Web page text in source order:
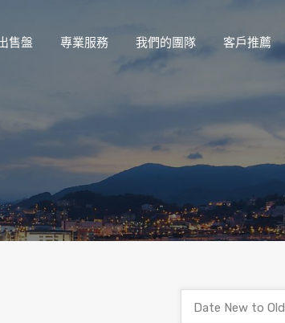
售盤 專業服務 我們的團隊 客戶推薦
Date New to Old